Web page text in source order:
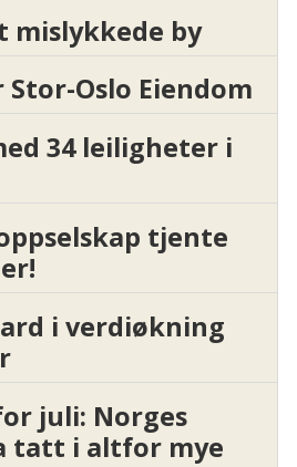
mislykkede by
Oslo Eiendom
34 leiligheter i
tjente
i verdiøkning
juli: Norges
tatt i altfor mye